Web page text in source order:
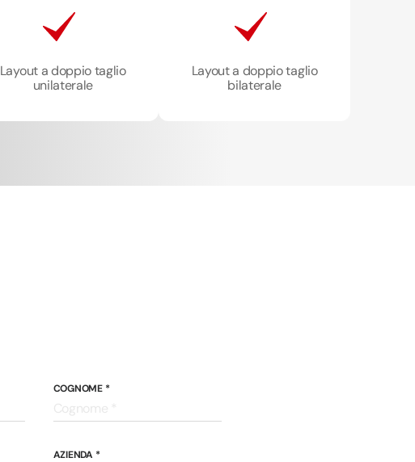
Layout a doppio taglio
unilaterale
Layout a doppio taglio
bilaterale
COGNOME *
AZIENDA *